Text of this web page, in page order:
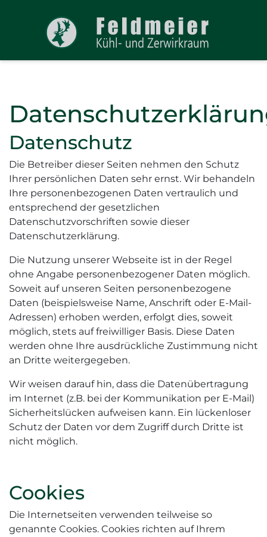
Datenschutz
Die Betreiber dieser Seiten nehmen den Schutz
Ihrer persönlichen Daten sehr ernst. Wir behandeln
Ihre personenbezogenen Daten vertraulich und
entsprechend der gesetzlichen
Datenschutzvorschriften sowie dieser
Datenschutzerklärung.
Die Nutzung unserer Webseite ist in der Regel
ohne Angabe personenbezogener Daten möglich.
Soweit auf unseren Seiten personenbezogene
Daten (beispielsweise Name, Anschrift oder E-Mail-
Adressen) erhoben werden, erfolgt dies, soweit
möglich, stets auf freiwilliger Basis. Diese Daten
werden ohne Ihre ausdrückliche Zustimmung nicht
an Dritte weitergegeben.
Wir weisen darauf hin, dass die Datenübertragung
im Internet (z.B. bei der Kommunikation per E-Mail)
Sicherheitslücken aufweisen kann. Ein lückenloser
Schutz der Daten vor dem Zugriff durch Dritte ist
nicht möglich.
Cookies
Die Internetseiten verwenden teilweise so
genannte Cookies. Cookies richten auf Ihrem